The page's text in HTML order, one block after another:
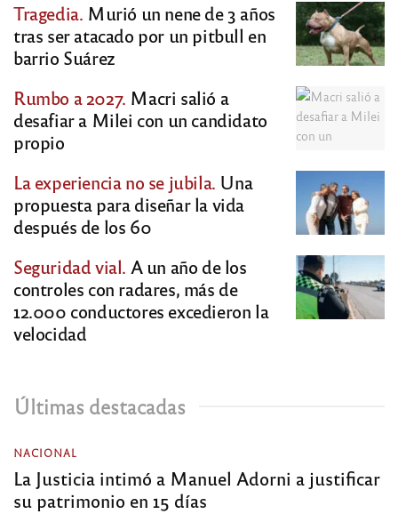
Tragedia. Murió un nene de 3 años
tras ser atacado por un pitbull en
barrio Suárez
Rumbo a 2027. Macri salió a
desafiar a Milei con un candidato
propio
La experiencia no se jubila. Una
propuesta para diseñar la vida
después de los 60
Seguridad vial. A un año de los
controles con radares, más de
12.000 conductores excedieron la
velocidad
Últimas destacadas
NACIONAL
La Justicia intimó a Manuel Adorni a justificar
su patrimonio en 15 días